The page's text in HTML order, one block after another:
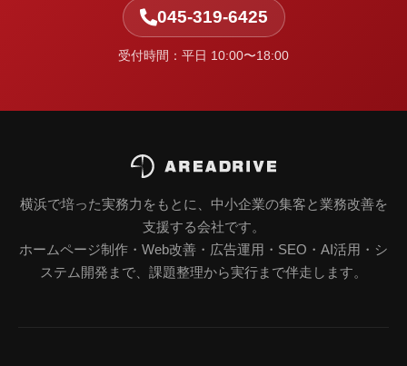
045-319-6425
受付時間：平日 10:00〜18:00
横浜で培った実務力をもとに、中小企業の集客と業務改善を
支援する会社です。
ホームページ制作・Web改善・広告運用・SEO・AI活用・シ
ステム開発まで、課題整理から実行まで伴走します。